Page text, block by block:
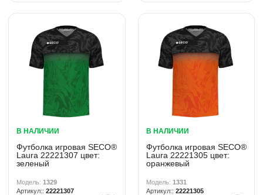
В НАЛИЧИИ
Футболка игровая SECO®
Laura 22221307 цвет:
зеленый
1329
22221307
В НАЛИЧИИ
Футболка игровая SECO®
Laura 22221305 цвет:
оранжевый
1331
22221305